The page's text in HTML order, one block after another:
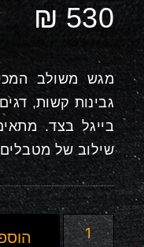
₪530
מגש משולב
בייגל בצד.
שילוב של מטבלים